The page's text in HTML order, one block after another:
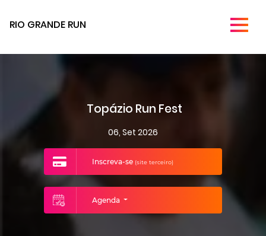
RIO GRANDE RUN
Topázio Run Fest
06, Set 2026
Inscreva-se (site terceiro)
Agenda